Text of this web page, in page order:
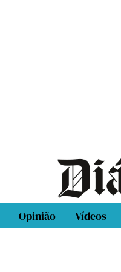
Opinião Vídeos